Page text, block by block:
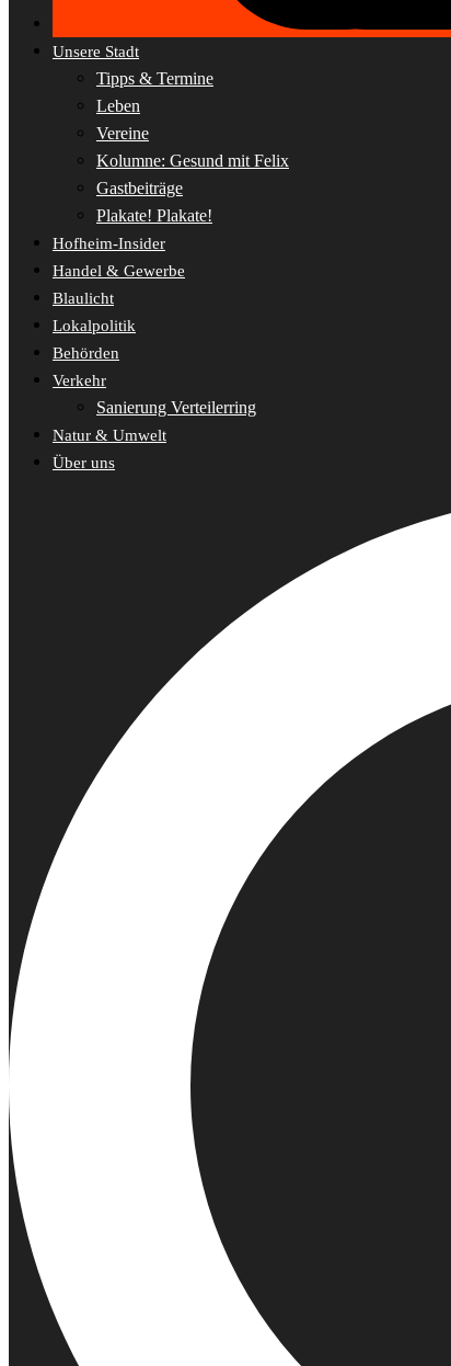
Unsere Stadt
Tipps & Termine
Leben
Vereine
Kolumne: Gesund mit Felix
Gastbeiträge
Plakate! Plakate!
Hofheim-Insider
Handel & Gewerbe
Blaulicht
Lokalpolitik
Behörden
Verkehr
Sanierung Verteilerring
Natur & Umwelt
Über uns